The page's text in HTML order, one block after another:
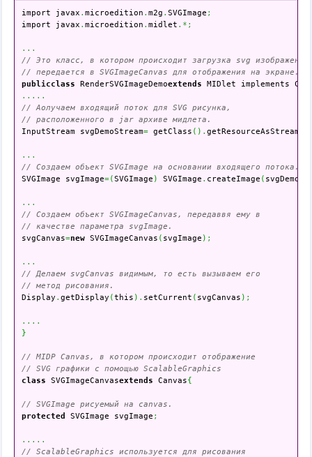
import javax . microedition . m2g . SVGImage ;
import javax . microedition . midlet .*;
...
// Это класс, в котором происходит загрузка svg
// передается в SVGImageCanvas для отображения на экране.
publicclass RenderSVGImageDemoextends MIDlet implements
.....
// Аолучаем входящий поток для SVG рисунка,
// расположенного в jar архиве мидлета.
InputStream svgDemoStream= getClass ( ) . getResourceAsStream
...
// Создаем объект SVGImage на основании входящего потока.
SVGImage svgImage=(SVGImage ) SVGImage . createImage (
...
// Создаем объект SVGImageCanvas, передаввя ему в
// качестве параметра svgImage.
svgCanvas=new SVGImageCanvas ( svgImage ) ;
...
// Делаем svgCanvas видимым, то есть вызываем его
// метод рисования.
Display . getDisplay (this ) . setCurrent ( svgCanvas ) ;
....
}
// MIDP Canvas, в котором происходит отображение
// SVG графики с помощью ScalableGraphics
class SVGImageCanvasextends Canvas{
// SVGImage рисуемый на canvas.
protected
SVGImage svgImage ;
.....
// ScalableGraphics используется для рисования